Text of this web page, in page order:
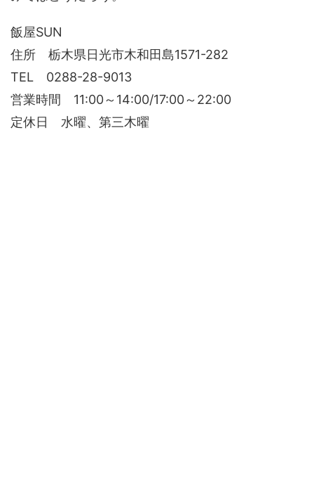
飯屋SUN
住所 栃木県日光市木和田島1571-282
TEL 0288-28-9013
営業時間 11:00～14:00/17:00～22:00
定休日 水曜、第三木曜